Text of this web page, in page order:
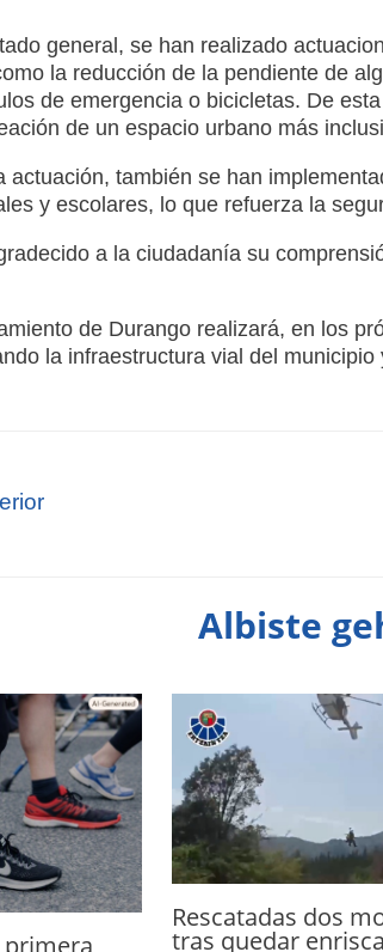
general, se han realizado
la reducción de la pendiente de
de emergencia o bicicletas. De
de un espacio urbano más
actuación, también se han
y escolares, lo que refuerza la
a la ciudadanía su
de Durango realizará, en los
la infraestructura vial del
Albiste
Rescatadas dos
tras quedar